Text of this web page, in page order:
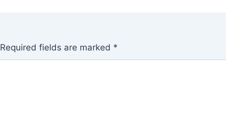
Required fields are marked *